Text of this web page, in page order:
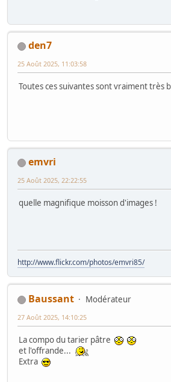
den7
25 Août 2025, 11:03:58
Toutes ces suivantes sont vraiment très
emvri
25 Août 2025, 22:22:55
quelle magnifique moisson d'images !
http://www.flickr.com/photos/emvri85/
Baussant
Modérateur
27 Août 2025, 14:10:25
La compo du tarier pâtre
et l'offrande...
Extra